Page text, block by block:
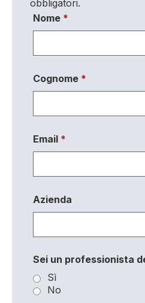
obbligatori.
Nome *
Cognome *
Email *
Azienda
Sei un professionista
Sì
No